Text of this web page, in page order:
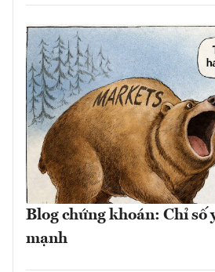
Blog chứng khoán: Chỉ số
mạnh